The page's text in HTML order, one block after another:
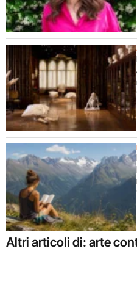
Altri articoli di: arte